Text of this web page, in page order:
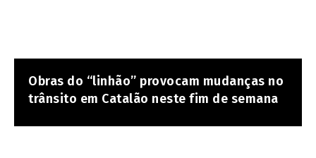
Obras do “linhão” provocam mudanças no
trânsito em Catalão neste fim de semana